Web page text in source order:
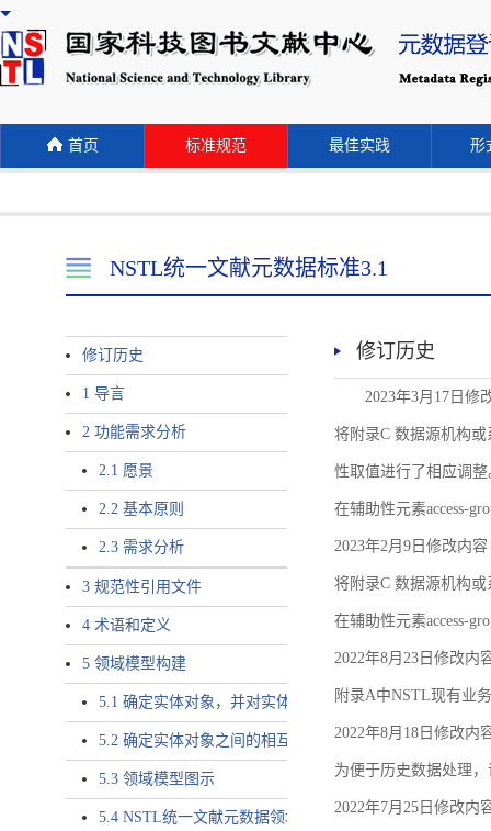
首页 标准规范 最佳实践 形
NSTL统一文献元数据标准3.1
修订历史
1 导言
2 功能需求分析
2.1 愿景
2.2 基本原则
2.3 需求分析
3 规范性引用文件
4 术语和定义
5 领域模型构建
5.1 确定实体对象，并对实体对象命名
5.2 确定实体对象之间的相互关系，定义实体对象之间的
5.3 领域模型图示
5.4 NSTL统一文献元数据领域模型的验证
修订历史
2023年3月17日修
将附录C 数据源机构或
性取值进行了相应调整
在辅助性元素access-
2023年2月9日修改内容
将附录C 数据源机构或
在辅助性元素access-
2022年8月23日修改内
附录A中NSTL现有业
2022年8月18日修改内
为便于历史数据处理
2022年7月25日修改内